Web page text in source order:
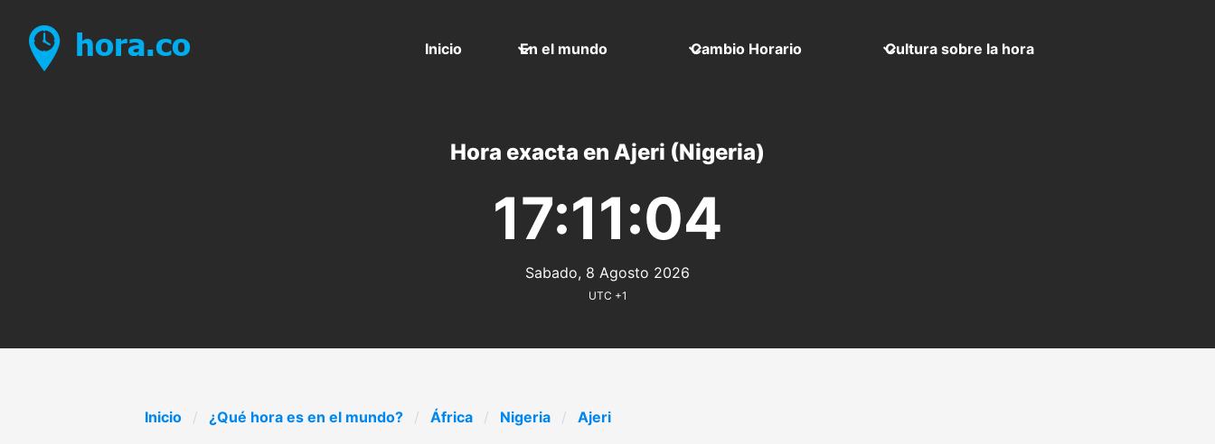
Inicio En el mundo Cambio Horario Cultura sobre la hora
Hora exacta en Ajeri (Nigeria)
17:11:04
Sabado, 8 Agosto 2026
UTC +1
Inicio ¿Qué hora es en el mundo? África Nigeria Ajeri